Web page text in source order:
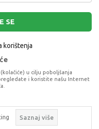
SE
korištenja
u cilju poboljšanja
i koristite našu Internet
Saznaj više